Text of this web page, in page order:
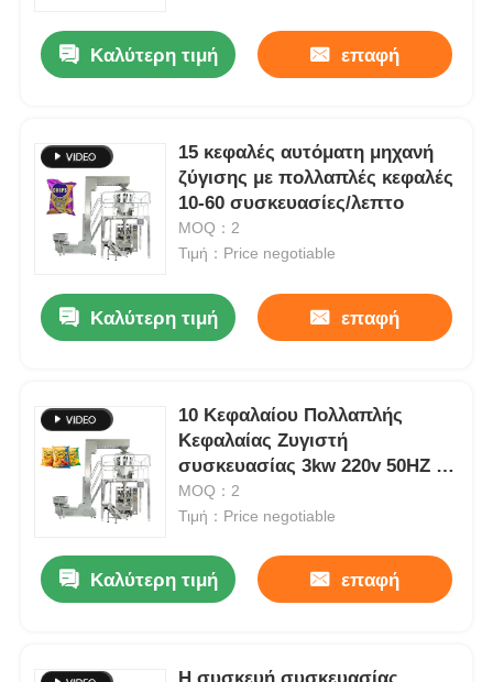
Σπίτι
Βίντεο
Σχετικά με εμάς
Επισκέψεις στο εργοστάσιο
Επικοινωνήστε μαζί μας
Υποθέσεις
Μηχανή περιστροφικής συσκευασίας
Καλύτερη τιμή επαφή
15 κεφαλές αυτόματη μηχανή
ζύγισης με πολλαπλές κεφαλές
10-60 συσκευασίες/λεπτο
MOQ：2
Τιμή：Price negotiable
Καλύτερη τιμή επαφή
10 Κεφαλαίου Πολλαπλής
Κεφαλαίας Ζυγιστή
συσκευασίας 3kw 220v 50HZ 5-
60 σακούλες/λεπτο
MOQ：2
Τιμή：Price negotiable
Καλύτερη τιμή επαφή
Η συσκευή συσκευασίας